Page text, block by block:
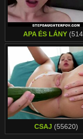
APA ÉS LÁNY
CSAJ (55620)